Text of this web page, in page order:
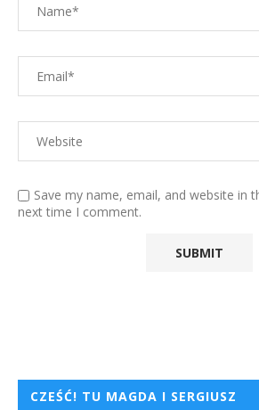
Save my name, email, and website in
next time I comment.
CZEŚĆ! TU MAGDA I SERGIUSZ